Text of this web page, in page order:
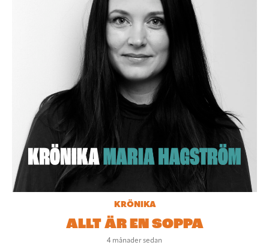
KRÖNIKA
ALLT ÄR EN SOPPA
4 månader sedan